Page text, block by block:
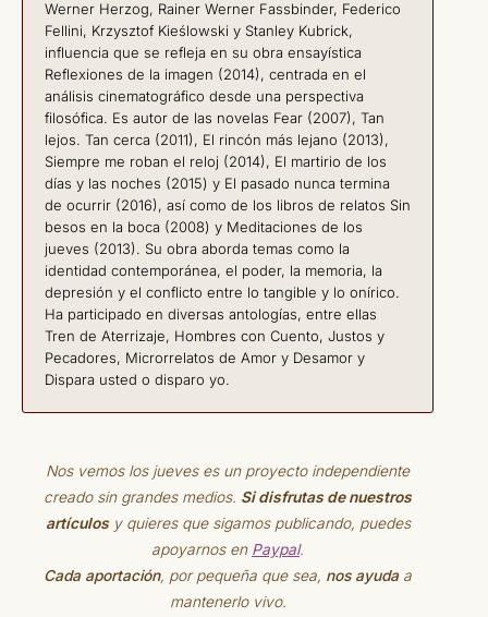
Werner Herzog, Rainer Werner Fassbinder, Federico
Fellini, Krzysztof Kieślowski y Stanley Kubrick,
influencia que se refleja en su obra ensayística
Reflexiones de la imagen (2014), centrada en el
análisis cinematográfico desde una perspectiva
filosófica. Es autor de las novelas Fear (2007), Tan
lejos. Tan cerca (2011), El rincón más lejano (2013),
Siempre me roban el reloj (2014), El martirio de los
días y las noches (2015) y El pasado nunca termina
de ocurrir (2016), así como de los libros de relatos Sin
besos en la boca (2008) y Meditaciones de los
jueves (2013). Su obra aborda temas como la
identidad contemporánea, el poder, la memoria, la
depresión y el conflicto entre lo tangible y lo onírico.
Ha participado en diversas antologías, entre ellas
Tren de Aterrizaje, Hombres con Cuento, Justos y
Pecadores, Microrrelatos de Amor y Desamor y
Dispara usted o disparo yo.
Nos vemos los jueves es un proyecto independiente
creado sin grandes medios. Si disfrutas de nuestros
artículosy quieres que sigamos publicando, puedes
apoyarnos en Paypal.
Cada aportación, por pequeña que sea, nos ayudaa
mantenerlo vivo.